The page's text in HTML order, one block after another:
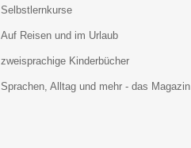
Selbstlernkurse
Auf Reisen und im Urlaub
zweisprachige Kinderbücher
Sprachen, Alltag und mehr - das Magazin